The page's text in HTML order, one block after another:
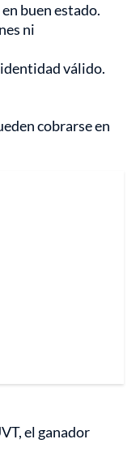
buen estado.
ni
válido.
cobrarse en
el ganador